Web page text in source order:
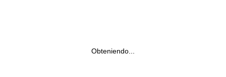
Obteniendo...